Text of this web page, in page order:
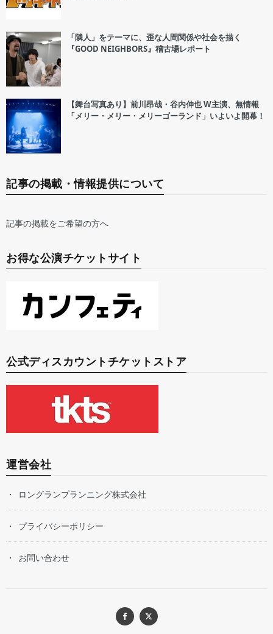
「隣人」をテーマに、歪な人間関係や社会を描く
『GOOD NEIGHBORS』稽古場レポート
【舞台写真あり】前川昂哉・谷内伸也 W主演、無情報
「メリー・メリー・メリーゴーランド」いよいよ開幕！
記事の掲載・情報提供について
記事の掲載をご希望の方へ
お得な公演チケットサイト
公式ディスカウントチケットストア
運営会社
ロングランプランニング株式会社
プライバシーポリシー
お問い合わせ